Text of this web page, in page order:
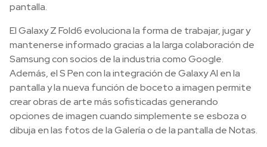
pantalla.
El Galaxy Z Fold6 evoluciona la forma de trabajar, jugar y
mantenerse informado gracias a la larga colaboración de
Samsung con socios de la industria como Google.
Además, el S Pen con la integración de Galaxy AI en la
pantalla y la nueva función de boceto a imagen permite
crear obras de arte más sofisticadas generando
opciones de imagen cuando simplemente se esboza o
dibuja en las fotos de la Galería o de la pantalla de Notas.